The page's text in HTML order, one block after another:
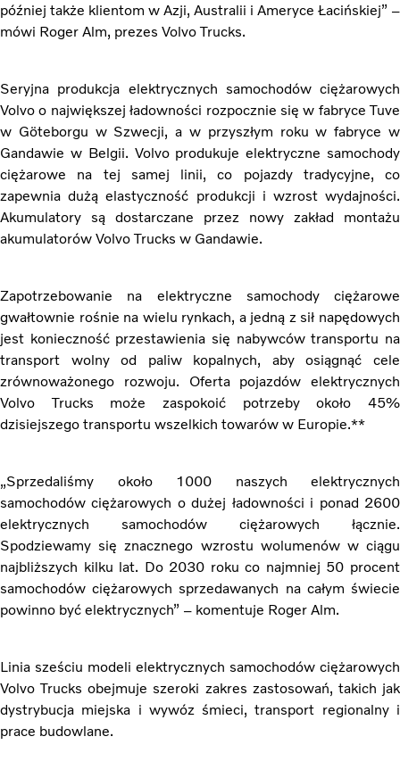
później także klientom w Azji, Australii i Ameryce Łacińskiej” –
mówi Roger Alm, prezes Volvo Trucks.
Seryjna produkcja elektrycznych samochodów ciężarowych
Volvo o największej ładowności rozpocznie się w fabryce Tuve
w Göteborgu w Szwecji, a w przyszłym roku w fabryce w
Gandawie w Belgii. Volvo produkuje elektryczne samochody
ciężarowe na tej samej linii, co pojazdy tradycyjne, co
zapewnia dużą elastyczność produkcji i wzrost wydajności.
Akumulatory są dostarczane przez nowy zakład montażu
akumulatorów Volvo Trucks w Gandawie.
Zapotrzebowanie na elektryczne samochody ciężarowe
gwałtownie rośnie na wielu rynkach, a jedną z sił napędowych
jest konieczność przestawienia się nabywców transportu na
transport wolny od paliw kopalnych, aby osiągnąć cele
zrównoważonego rozwoju. Oferta pojazdów elektrycznych
Volvo Trucks może zaspokoić potrzeby około 45%
dzisiejszego transportu wszelkich towarów w Europie.**
„Sprzedaliśmy około1000 naszych elektrycznych
samochodów ciężarowych o dużej ładowności i ponad 2600
elektrycznych samochodów ciężarowych łącznie.
Spodziewamy się znacznego wzrostu wolumenów w ciągu
najbliższych kilku lat. Do 2030 roku co najmniej 50 procent
samochodów ciężarowych sprzedawanych na całym świecie
powinno być elektrycznych” – komentuje Roger Alm.
Linia sześciu modeli elektrycznych samochodów ciężarowych
Volvo Trucks obejmuje szeroki zakres zastosowań, takich jak
dystrybucja miejska i wywóz śmieci, transport regionalny i
prace budowlane.